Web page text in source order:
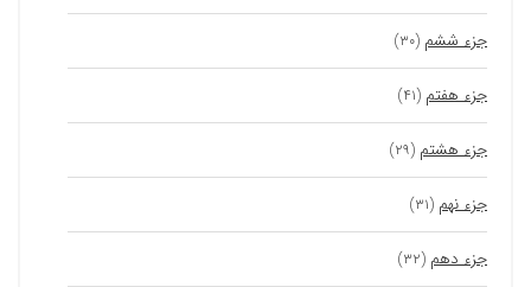
جزء ششم (۳۰)
جزء هفتم (۴۱)
جزء هشتم (۲۹)
جزء نهم (۳۱)
جزء دهم (۳۲)